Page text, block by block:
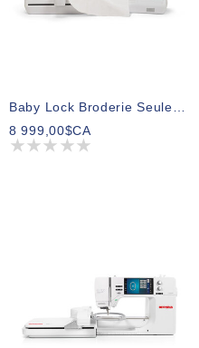
Baby Lock Broderie Seulement Meridian 2
8 999,00$CA